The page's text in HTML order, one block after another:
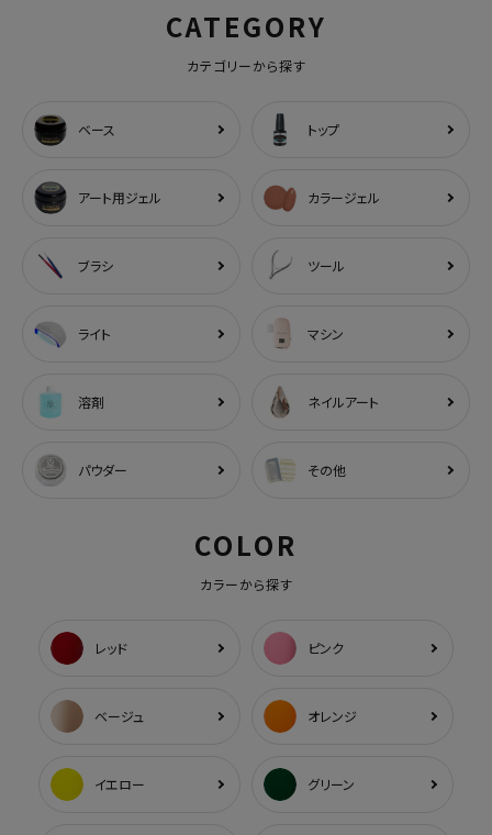
CATEGORY
カテゴリーから探す
ベース トップ
アート用ジェル カラージェル
ブラシ ツール
ライト マシン
溶剤 ネイルアート
パウダー その他
COLOR
カラーから探す
レッド ピンク
ベージュ オレンジ
イエロー グリーン